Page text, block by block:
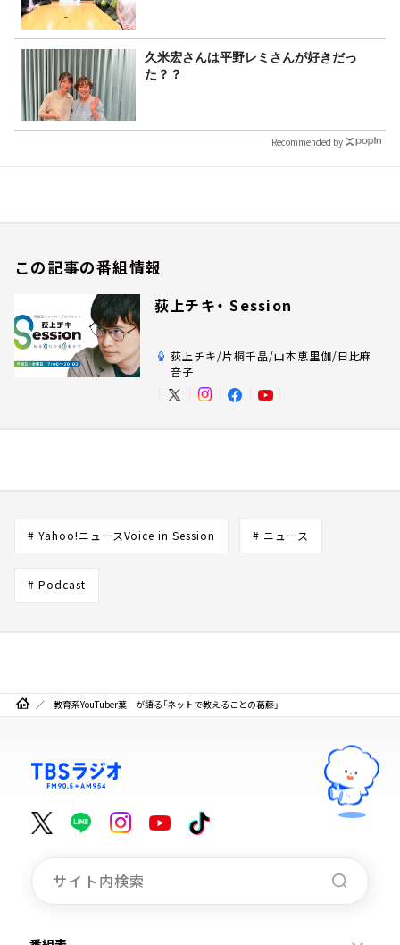
久米宏さんは平野レミさんが好きだっ
た？？
Recommended by
この記事の番組情報
荻上チキ・ Session
荻上チキ/片桐千晶/山本恵里伽/日比麻
音子
# Yahoo!ニュースVoice in Session # ニュース
# Podcast
教育系YouTuber葉一が語る「ネットで教えることの葛藤」